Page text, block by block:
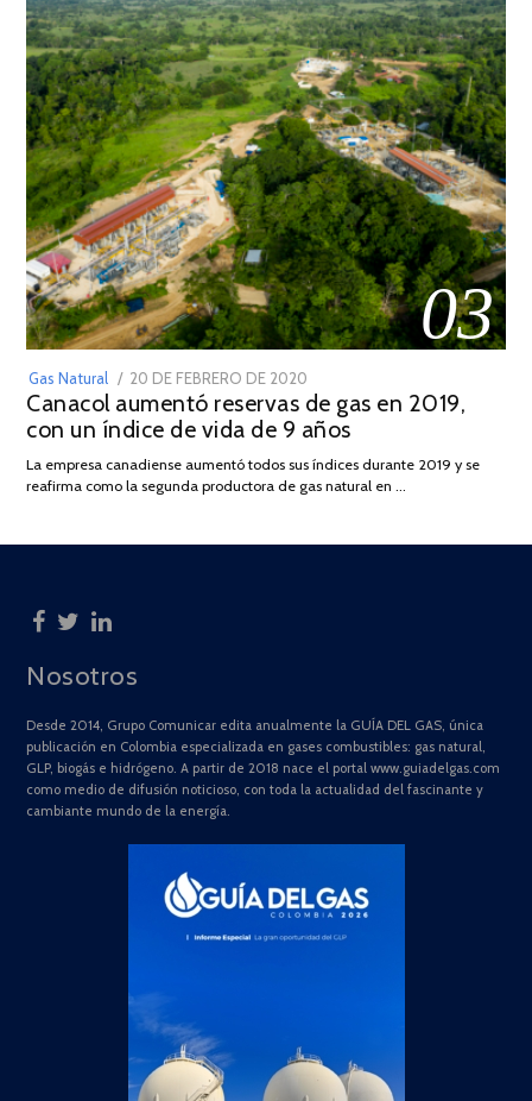
03
Gas Natural
POSTED
ON
20 DE FEBRERO DE 2020
DE
JULIO
2025
Canacol aumentó reservas de gas en 2019,
con un índice de vida de 9 años
La empresa canadiense aumentó todos sus índices durante 2019 y se
reafirma como la segunda productora de gas natural en …
Nosotros
Desde 2014, Grupo Comunicar edita anualmente la GUÍA DEL GAS, única
publicación en Colombia especializada en gases combustibles: gas natural,
GLP, biogás e hidrógeno. A partir de 2018 nace el portal www.guiadelgas.com
como medio de difusión noticioso, con toda la actualidad del fascinante y
cambiante mundo de la energía.